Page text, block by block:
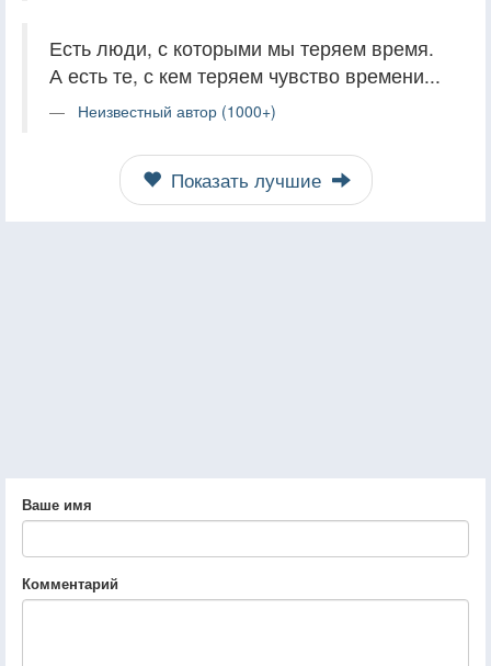
Есть люди, с которыми мы теряем время.
А есть те, с кем теряем чувство времени...
Неизвестный автор (1000+)
Показать лучшие
Ваше имя
Комментарий